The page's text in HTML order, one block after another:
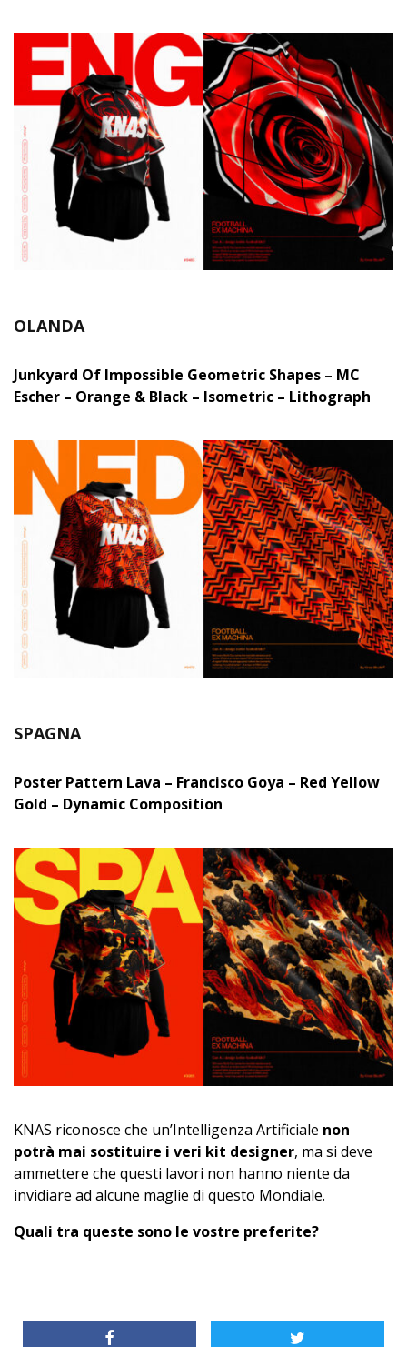
OLANDA
Junkyard Of Impossible Geometric Shapes – MC
Escher – Orange & Black – Isometric – Lithograph
SPAGNA
Poster Pattern Lava – Francisco Goya – Red Yellow
Gold – Dynamic Composition
KNAS riconosce che un’Intelligenza Artificiale non
potrà mai sostituire i veri kit designer, ma si deve
ammettere che questi lavori non hanno niente da
invidiare ad alcune maglie di questo Mondiale.
Quali tra queste sono le vostre preferite?